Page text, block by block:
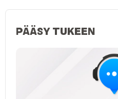
PÄÄSY TUKEEN